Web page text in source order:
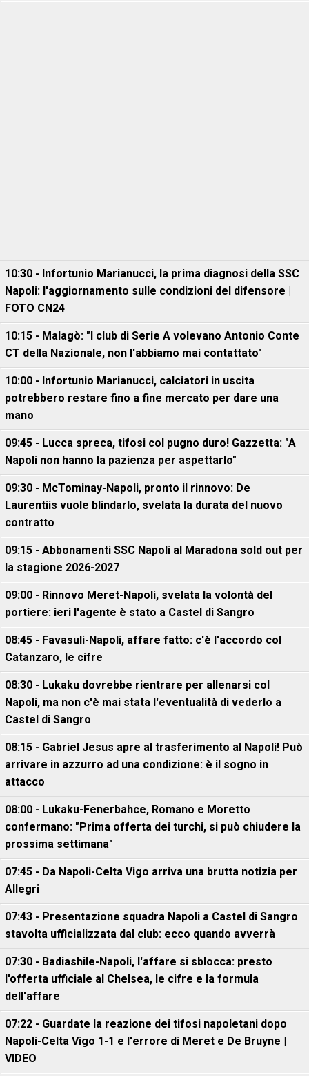
10:30 - Infortunio Marianucci, la prima diagnosi della SSC
Napoli: l'aggiornamento sulle condizioni del difensore |
FOTO CN24
10:15 - Malagò: "I club di Serie A volevano Antonio Conte
CT della Nazionale, non l'abbiamo mai contattato"
10:00 - Infortunio Marianucci, calciatori in uscita
potrebbero restare fino a fine mercato per dare una
mano
09:45 - Lucca spreca, tifosi col pugno duro! Gazzetta: "A
Napoli non hanno la pazienza per aspettarlo"
09:30 - McTominay-Napoli, pronto il rinnovo: De
Laurentiis vuole blindarlo, svelata la durata del nuovo
contratto
09:15 - Abbonamenti SSC Napoli al Maradona sold out per
la stagione 2026-2027
09:00 - Rinnovo Meret-Napoli, svelata la volontà del
portiere: ieri l'agente è stato a Castel di Sangro
08:45 - Favasuli-Napoli, affare fatto: c'è l'accordo col
Catanzaro, le cifre
08:30 - Lukaku dovrebbe rientrare per allenarsi col
Napoli, ma non c'è mai stata l'eventualità di vederlo a
Castel di Sangro
08:15 - Gabriel Jesus apre al trasferimento al Napoli! Può
arrivare in azzurro ad una condizione: è il sogno in
attacco
08:00 - Lukaku-Fenerbahce, Romano e Moretto
confermano: "Prima offerta dei turchi, si può chiudere la
prossima settimana"
07:45 - Da Napoli-Celta Vigo arriva una brutta notizia per
Allegri
07:43 - Presentazione squadra Napoli a Castel di Sangro
stavolta ufficializzata dal club: ecco quando avverrà
07:30 - Badiashile-Napoli, l'affare si sblocca: presto
l'offerta ufficiale al Chelsea, le cifre e la formula
dell'affare
07:22 - Guardate la reazione dei tifosi napoletani dopo
Napoli-Celta Vigo 1-1 e l'errore di Meret e De Bruyne |
VIDEO